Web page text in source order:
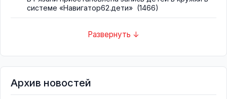
системе «Навигатор62.дети» (1466)
Развернуть ↓
Архив новостей